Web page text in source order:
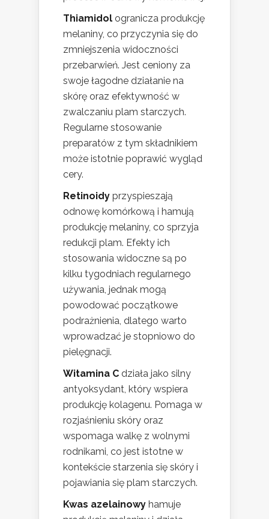
Thiamidol ogranicza produkcję
melaniny, co przyczynia się do
zmniejszenia widoczności
przebarwień. Jest ceniony za
swoje łagodne działanie na
skórę oraz efektywność w
zwalczaniu plam starczych.
Regularne stosowanie
preparatów z tym składnikiem
może istotnie poprawić wygląd
cery.
Retinoidy przyspieszają
odnowę komórkową i hamują
produkcję melaniny, co sprzyja
redukcji plam. Efekty ich
stosowania widoczne są po
kilku tygodniach regularnego
używania, jednak mogą
powodować początkowe
podrażnienia, dlatego warto
wprowadzać je stopniowo do
pielęgnacji.
Witamina C działa jako silny
antyoksydant, który wspiera
produkcję kolagenu. Pomaga w
rozjaśnieniu skóry oraz
wspomaga walkę z wolnymi
rodnikami, co jest istotne w
kontekście starzenia się skóry i
pojawiania się plam starczych.
Kwas azelainowy hamuje